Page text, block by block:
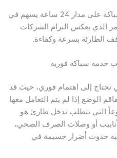
بشكل عام، فإن تقديم خدمات السباكة على مدار 24 ساعة يسهم في
الذي يعكس التزام الشركات
الطارئة بسرعة وكفاءة.
خدمة سباكة فورية
تحتاج إلى اهتمام فوري، حيث قد
الوضع إذا لم يتم التعامل معها
التي تتطلب تدخل طارئ هو
أو وصلات الصرف الصحي،
حدوث أضرار جسيمة في